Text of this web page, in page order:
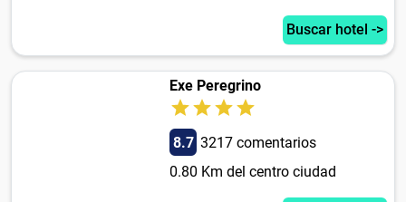
Buscar hotel ->
Exe Peregrino
8.7 3217 comentarios
0.80 Km del centro ciudad